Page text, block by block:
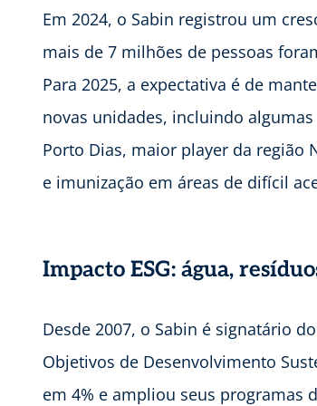
Em 2024, o Sabin registrou um
mais de 7 milhões de pessoas
Para 2025, a expectativa é de
novas unidades, incluindo
Porto Dias, maior player da região
e imunização em áreas de difícil
Impacto ESG: água,
Desde 2007, o Sabin é signatário
Objetivos de Desenvolvimento
em 4% e ampliou seus programas